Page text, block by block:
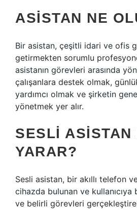
ASISTAN NE
Bir asistan, çeşitli idari ve ofis
getirmekten sorumlu
asistanın görevleri arasında
çalışanlara destek olmak,
yardımcı olmak ve şirketin
yönetmek yer alır.
SESLI ASISTAN
YARAR?
Sesli asistan, bir akıllı telefon
cihazda bulunan ve
ve belirli görevleri